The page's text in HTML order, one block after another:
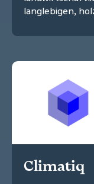
langlebigen,
Climatiq